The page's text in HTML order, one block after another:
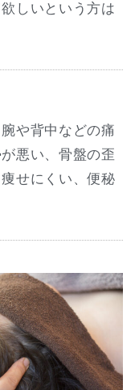
しいという方は
や背中などの痛
悪い、骨盤の歪
せにくい、便秘